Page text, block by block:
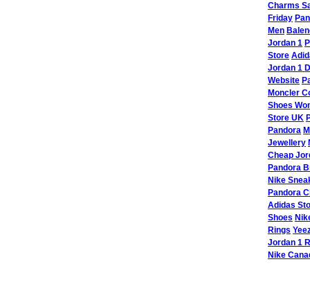
Charms
Friday
Men
Jordan 1
Store
Jordan 1
Website
Moncler
Shoes
Store UK
Pandora
Jewellery
Cheap
Pandora
Nike
Pandora
Adidas
Shoes
Rings
Jordan 1
Nike